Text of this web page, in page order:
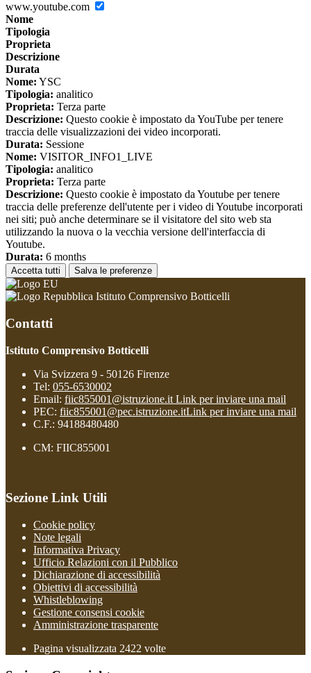
www.youtube.com
Nome
Tipologia
Proprieta
Descrizione
Durata
Nome: YSC
Tipologia: analitico
Proprieta: Terza parte
Descrizione: Questo cookie è impostato da YouTube per tenere
traccia delle visualizzazioni dei video incorporati.
Durata: Sessione
Nome: VISITOR_INFO1_LIVE
Tipologia: analitico
Proprieta: Terza parte
Descrizione: Questo cookie è impostato da Youtube per tenere
traccia delle preferenze dell'utente per i video di Youtube incorporati
nei siti; può anche determinare se il visitatore del sito web sta
utilizzando la nuova o la vecchia versione dell'interfaccia di
Youtube.
Durata: 6 months
Accetta tutti Salva le preferenze
Istituto Comprensivo Botticelli
Contatti
Istituto Comprensivo Botticelli
Via Svizzera 9 - 50126 Firenze
Tel: 055-6530002
Email: fiic855001@istruzione.it Link per inviare una mail
PEC: fiic855001@pec.istruzione.itLink per inviare una mail
C.F.: 94188480480
CM: FIIC855001
Sezione Link Utili
Cookie policy
Note legali
Informativa Privacy
Ufficio Relazioni con il Pubblico
Dichiarazione di accessibilità
Obiettivi di accessibilità
Whistleblowing
Gestione consensi cookie
Amministrazione trasparente
Pagina visualizzata 2422 volte